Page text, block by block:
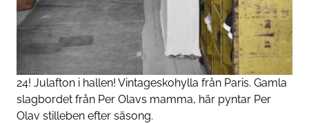
24! Julafton i hallen! Vintageskohylla från Paris. Gamla
slagbordet från Per Olavs mamma, här pyntar Per
Olav stilleben efter säsong.